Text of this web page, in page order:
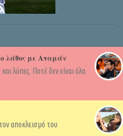
λάθος με Αταμάν
λύπες. Ποτέ δεν είναι όλα
αποκλεισμό του